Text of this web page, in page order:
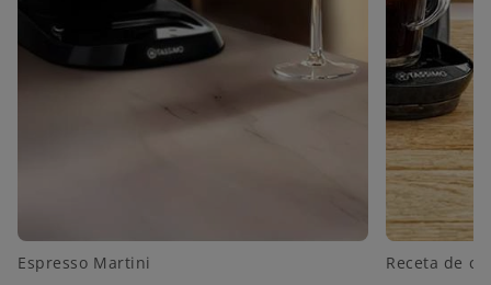
Espresso Martini Receta de